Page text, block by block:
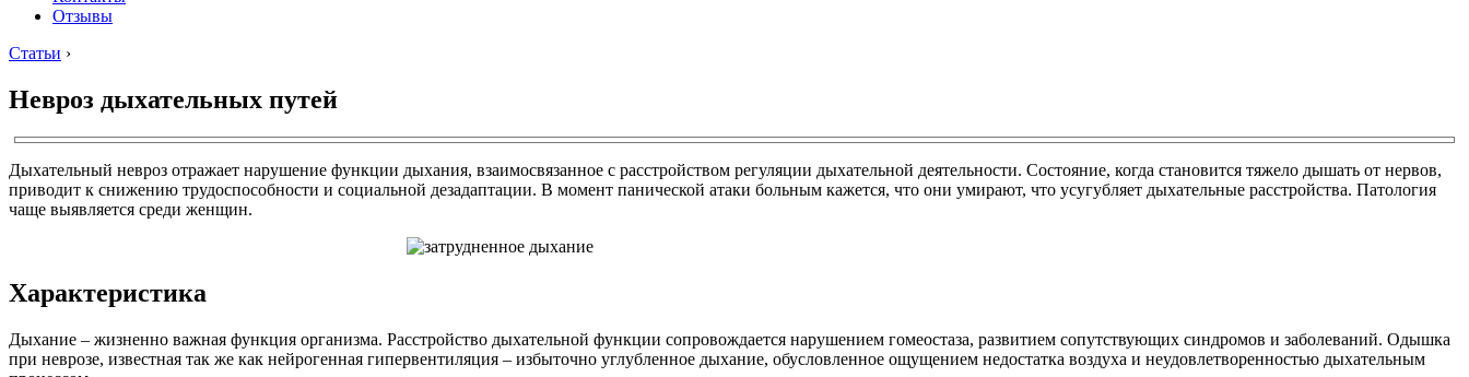
Отзывы
Статьи ›
Невроз дыхательных путей
Дыхательный невроз отражает нарушение функции дыхания, взаимосвязанное с расстройством регуляции дыхательной деятельности. Состояние, когда становится тяжело дышать от нервов,
приводит к снижению трудоспособности и социальной дезадаптации. В момент панической атаки больным кажется, что они умирают, что усугубляет дыхательные расстройства. Патология
чаще выявляется среди женщин.
Характеристика
Дыхание – жизненно важная функция организма. Расстройство дыхательной функции сопровождается нарушением гомеостаза, развитием сопутствующих синдромов и заболеваний. Одышка
при неврозе, известная так же как нейрогенная гипервентиляция – избыточно углубленное дыхание, обусловленное ощущением недостатка воздуха и неудовлетворенностью дыхательным